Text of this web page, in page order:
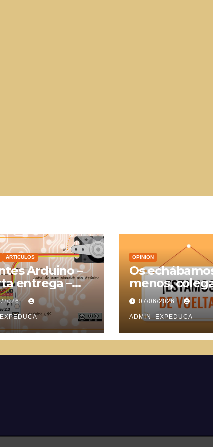
ARTICULOS
Arduino –
entrega –
2026
OPINION
Os
menos,
07/06/2026
ADMIN_EXPEDUCA